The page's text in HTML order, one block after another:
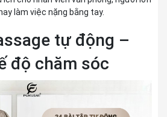
làm việc nặng bằng tay.
tự động –
độ chăm sóc